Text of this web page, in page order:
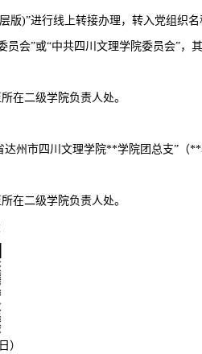
)”进行线上转接办理，转入党组织名
会”或“中共四川文理学院委员会”，
在二级学院负责人处。
达州市四川文理学院**学院团总支”（
在二级学院负责人处。
）